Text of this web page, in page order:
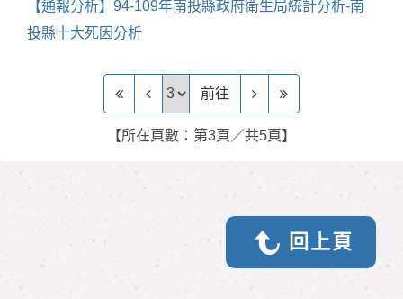
【通報分析】94-109年南投縣政府衛生局統計分析-南
投縣十大死因分析
前往頁前往
【所在頁數：第3頁／共5頁】
回上頁